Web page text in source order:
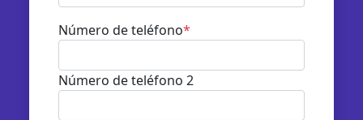
Número de teléfono*
Número de teléfono 2